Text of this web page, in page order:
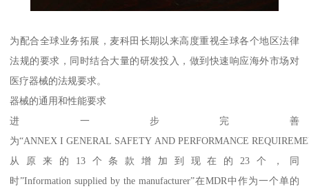
为配合全球业务拓展，麦科田长期以来高度重视全球各个地区法律
法规的要求，同时结合大量的研发投入，做到快速响应海外市场对
医疗器械的法规要求。
器械的通用和性能要求
进一步完善
为“ANNEX I GENERAL SAFETY AND PERFORMANCE
从原来的13个条款增加到现在的23个，同
时”Information supplied by the manufacturer”在MDR中作为一个单的